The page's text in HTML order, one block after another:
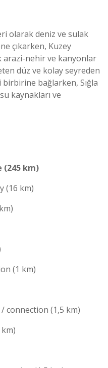
olarak deniz ve sulak
çıkarken, Kuzey
arazi-nehir ve kanyonlar
düz ve kolay seyreden
bağlarken, Sığla
kaynakları ve
(245 km)
(16 km)
(1 km)
connection (1,5 km)